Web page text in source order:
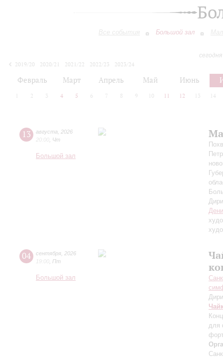
Все события Большой зал
2019/20
2020/21 2021/22 2022/23
2023/24
Февраль Март Апрель Май Июнь
2 3 4 5 6 7 8 9 10 11 12 13 14
13 августа
2026
20:00 Чт
Большой зал
04 сентября 2026
19:00 Пт
Большой зал
для